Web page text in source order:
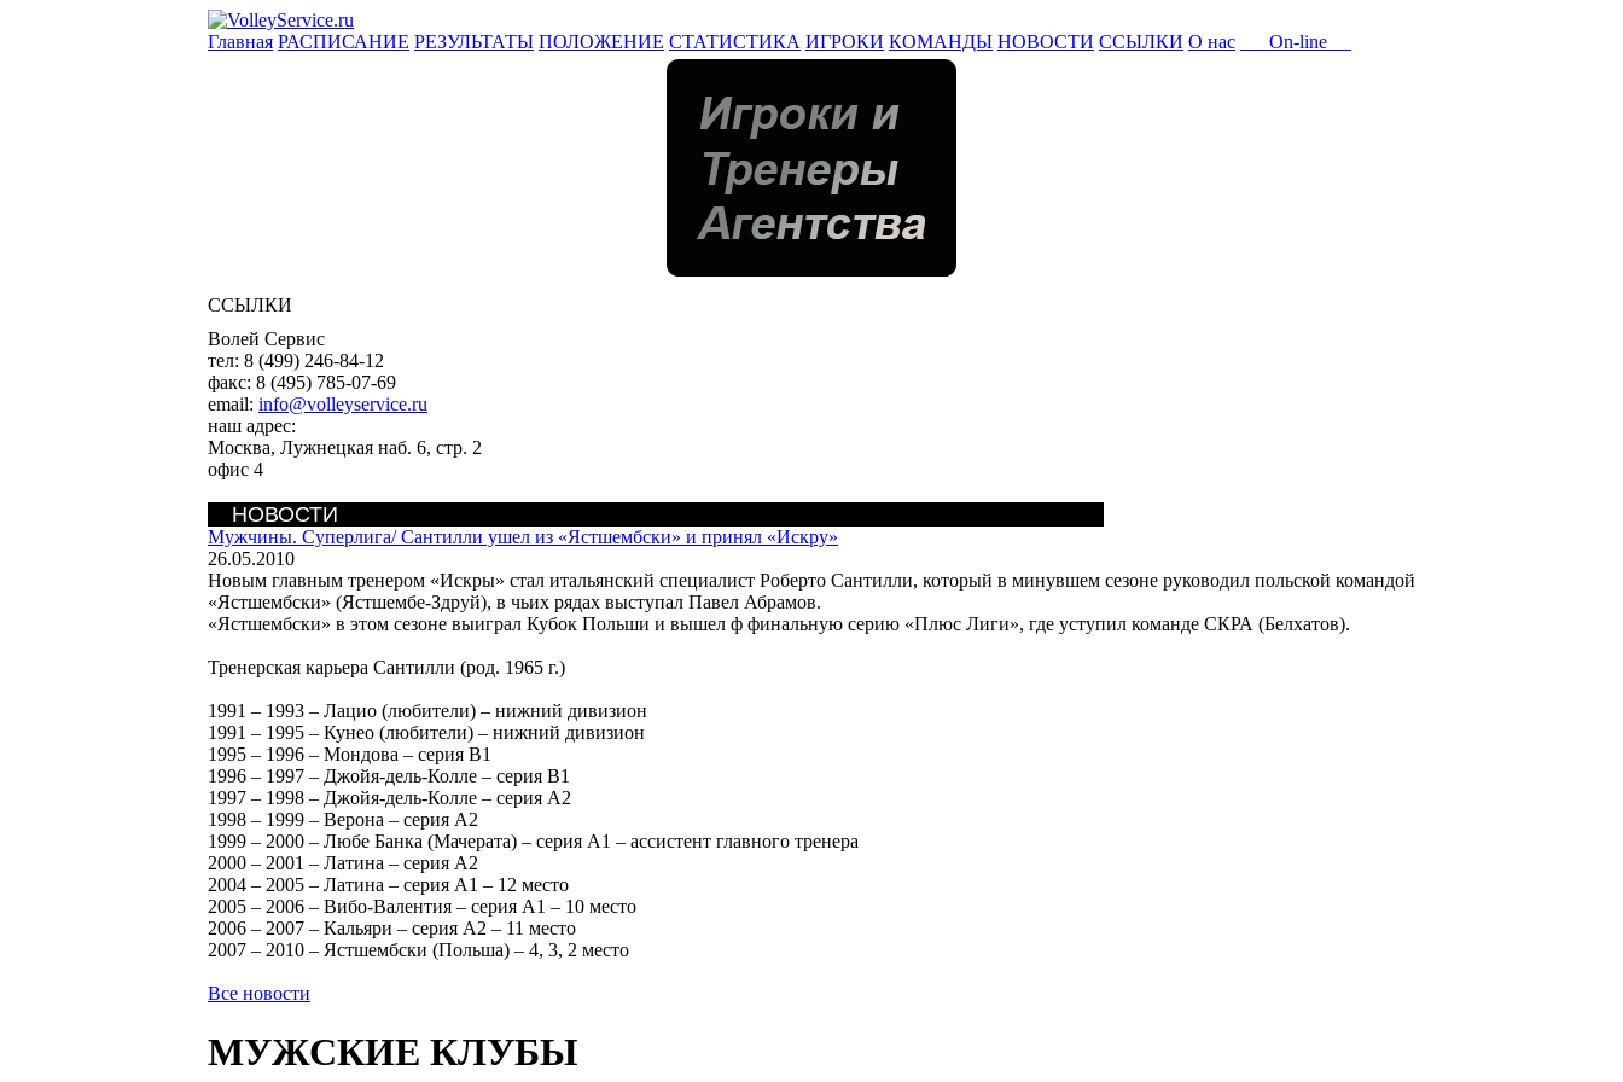
Главная РАСПИСАНИЕ РЕЗУЛЬТАТЫ ПОЛОЖЕНИЕ СТАТИСТИКА ИГРОКИ КОМАНДЫ НОВОСТИ ССЫЛКИ О нас On-line
ССЫЛКИ
Волей Сервис
тел: 8 (499) 246-84-12
факс: 8 (495) 785-07-69
email: info@volleyservice.ru
наш адрес:
Москва, Лужнецкая наб. 6, стр. 2
офис 4
НОВОСТИ
Мужчины. Суперлига/Сантилли ушел из «Ястшембски» и принял «Искру»
26.05.2010
Новым главным тренером «Искры» стал итальянский специалист Роберто Сантилли, который в минувшем сезоне руководил польской командой
«Ястшембски» (Ястшембе-Здруй), в чьих рядах выступал Павел Абрамов.
«Ястшембски» в этом сезоне выиграл Кубок Польши и вышел ф финальную серию «Плюс Лиги», где уступил команде СКРА (Белхатов).
Тренерская карьера Сантилли (род. 1965 г.)
1991 – 1993 – Лацио (любители) – нижний дивизион
1991 – 1995 – Кунео (любители) – нижний дивизион
1995 – 1996 – Мондова – серия В1
1996 – 1997 – Джойя-дель-Колле – серия В1
1997 – 1998 – Джойя-дель-Колле – серия А2
1998 – 1999 – Верона – серия А2
1999 – 2000 – Любе Банка (Мачерата) – серия А1 – ассистент главного тренера
2000 – 2001 – Латина – серия А2
2004 – 2005 – Латина – серия А1 – 12 место
2005 – 2006 – Вибо-Валентия – серия А1 – 10 место
2006 – 2007 – Кальяри – серия А2 – 11 место
2007 – 2010 – Ястшембски (Польша) – 4, 3, 2 место
Все новости
МУЖСКИЕ КЛУБЫ